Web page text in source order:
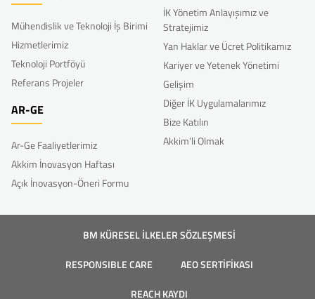
Mühendislik ve Teknoloji İş Birimi
Hizmetlerimiz
Teknoloji Portföyü
Referans Projeler
AR-GE
Ar-Ge Faaliyetlerimiz
Akkim İnovasyon Haftası
Açık İnovasyon-Öneri Formu
İK Yönetim Anlayışımız ve
Stratejimiz
Yan Haklar ve Ücret Politikamız
Kariyer ve Yetenek Yönetimi
Gelişim
Diğer İK Uygulamalarımız
Bize Katılın
Akkim’li Olmak
BM KÜRESEL İLKELER SÖZLEŞMESİ
RESPONSIBLE CARE
AEO SERTİFİKASI
REACH KAYDI